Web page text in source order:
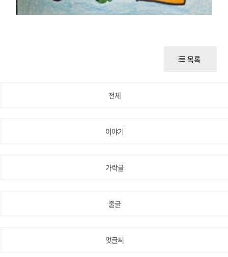
목록
전체
이야기
가락글
줄글
멋글씨